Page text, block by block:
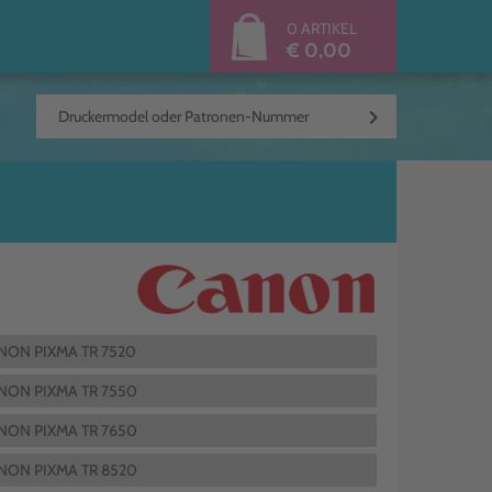
0 ARTIKEL
€ 0,00
keyboard_arrow_right
PIXMA TR 7520
PIXMA TR 7550
PIXMA TR 7650
PIXMA TR 8520